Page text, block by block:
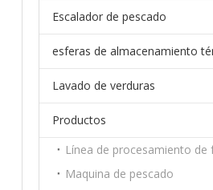
Escalador de pescado
Lavado de verduras
Productos
Maquina de pescado